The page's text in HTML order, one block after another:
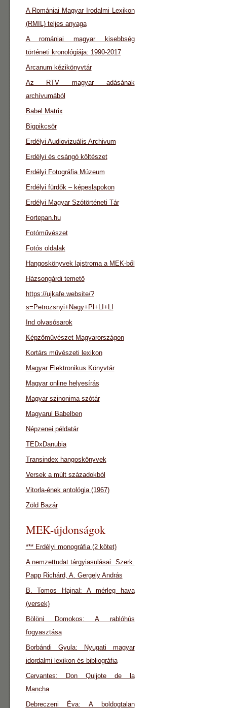
A Romániai Magyar Irodalmi Lexikon
(RMIL) teljes anyaga
A romániai magyar kisebbség
történeti kronológiája: 1990-2017
Arcanum kézikönyvtár
Az RTV magyar adásának
archívumából
Babel Matrix
Bigpikcsör
Erdélyi Audiovizuális Archivum
Erdélyi és csángó költészet
Erdélyi Fotográfia Múzeum
Erdélyi fürdők – képeslapokon
Erdélyi Magyar Szótörténeti Tár
Fortepan.hu
Fotóművészet
Fotós oldalak
Hangoskönyvek lajstroma a MEK-ből
Házsongárdi temető
https://ujkafe.website/?
s=Petrozsnyi+Nagy+Pl+LI+LI
Ind olvasósarok
Képzőművészet Magyarországon
Kortárs művészeti lexikon
Magyar Elektronikus Könyvtár
Magyar online helyesírás
Magyar szinonima szótár
Magyarul Babelben
Népzenei példatár
TEDxDanubia
Transindex hangoskönyvek
Versek a múlt századokból
Vitorla-ének antológia (1967)
Zöld Bazár
MEK-újdonságok
*** Erdélyi monográfia (2 kötet)
A nemzettudat tárgyiasulásai. Szerk.
Papp Richárd, A. Gergely András
B. Tomos Hajnal: A mérleg hava
(versek)
Bölöni Domokos: A rablóhús
fogyasztása
Borbándi Gyula: Nyugati magyar
idordalmi lexikon és bibliográfia
Cervantes: Don Quijote de la
Mancha
Debreczeni Éva: A boldogtalan